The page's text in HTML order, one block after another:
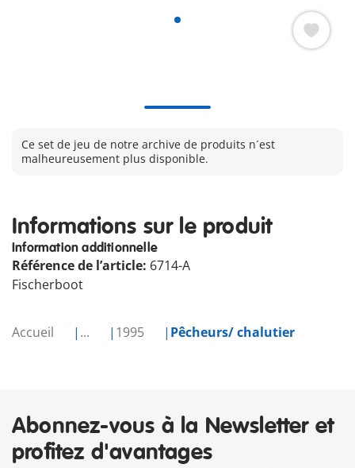
Accueil ... 1995 Pêcheurs/ chalutier
Ce set de jeu de notre archive de produits n´est
malheureusement plus disponible.
Informations sur le produit
Information additionnelle
Référence de l’article: 6714-A
Fischerboot
Abonnez-vous à la Newsletter et
profitez d'avantages